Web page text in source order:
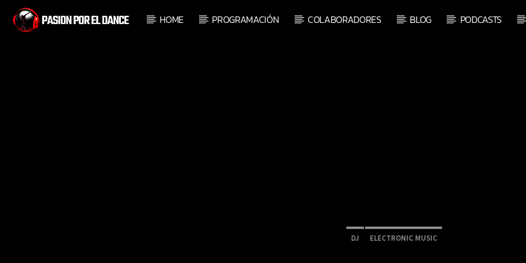
HOME PROGRAMACIÓN COLABORADORES BLOG PODCASTS
DJ ELECTRONIC MUSIC